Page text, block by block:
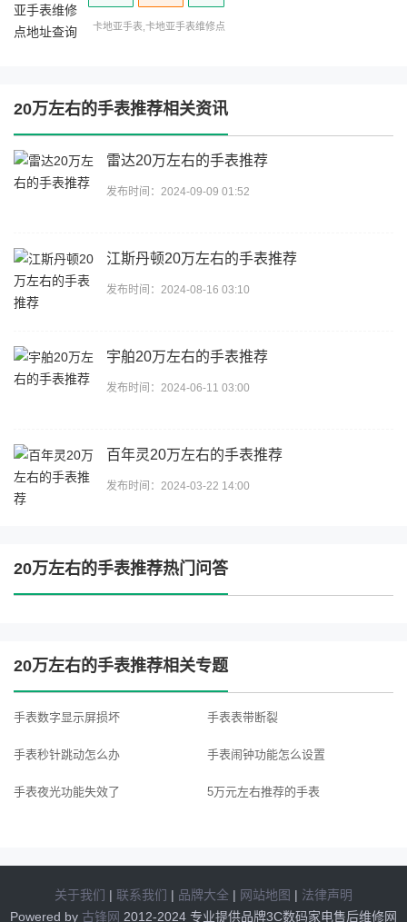
卡地亚手表,卡地亚手表维修点
20万左右的手表推荐相关资讯
雷达20万左右的手表推荐
发布时间：2024-09-09 01:52
江斯丹顿20万左右的手表推荐
发布时间：2024-08-16 03:10
宇舶20万左右的手表推荐
发布时间：2024-06-11 03:00
百年灵20万左右的手表推荐
发布时间：2024-03-22 14:00
20万左右的手表推荐热门问答
20万左右的手表推荐相关专题
手表数字显示屏损坏 手表表带断裂
手表秒针跳动怎么办 手表闹钟功能怎么设置
手表夜光功能失效了 5万元左右推荐的手表
手表自动上链机芯故障 手表震动功能失效了
手表功能按键损坏了 手表常见故障有哪些
关于我们 | 联系我们 | 品牌大全| 网站地图 | 法律声明
Powered by 古锋网 2012-2024 专业提供品牌3C数码家电售后维修网